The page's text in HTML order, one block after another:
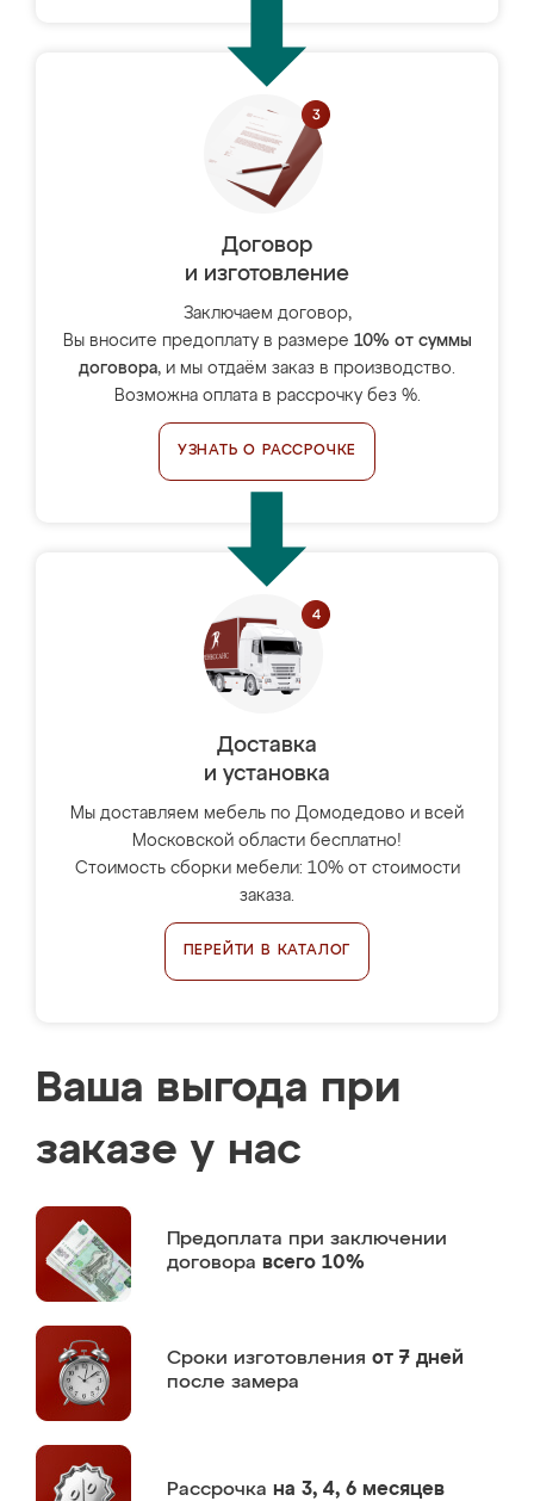
Договор
и изготовление
Заключаем договор,
Вы вносите предоплату в размере 10% от суммы
договора, и мы отдаём заказ в производство.
Возможна оплата в рассрочку без %.
УЗНАТЬ О РАССРОЧКЕ
Доставка
и установка
Мы доставляем мебель по Домодедово и всей
Московской области бесплатно!
Стоимость сборки мебели: 10% от стоимости
заказа.
ПЕРЕЙТИ В КАТАЛОГ
Ваша выгода при
заказе у нас
Предоплата при заключении
договора всего 10%
Сроки изготовления от 7 дней
после замера
Рассрочка на 3, 4, 6 месяцев